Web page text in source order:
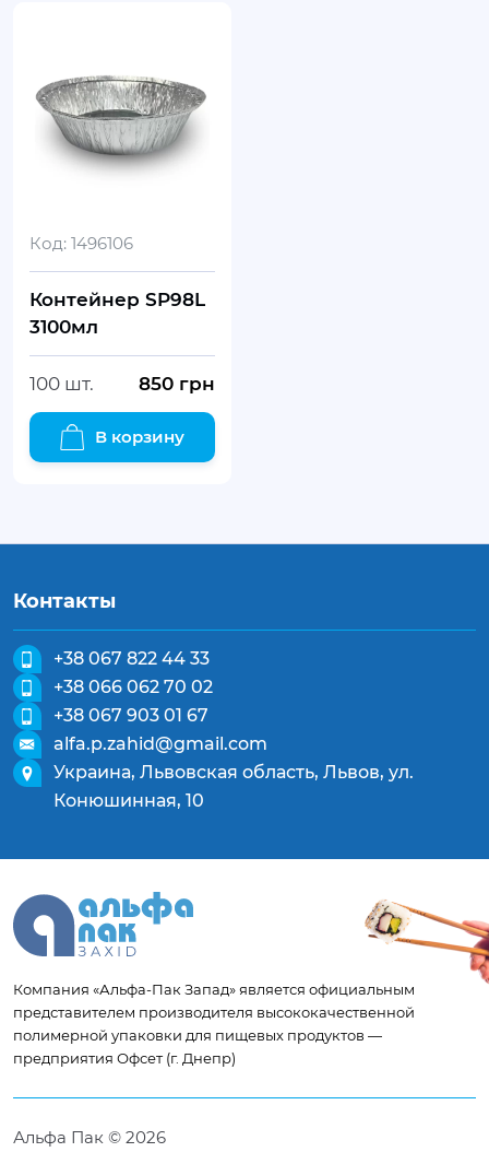
Код: 1496106
Контейнер SP98L
3100мл
100 шт. 850 грн
В корзину
Контакты
+38 067 822 44 33
+38 066 062 70 02
+38 067 903 01 67
alfa.p.zahid@gmail.com
Украина, Львовская область, Львов, ул.
Конюшинная, 10
Компания «Альфа-Пак Запад» является официальным
представителем производителя высококачественной
полимерной упаковки для пищевых продуктов —
предприятия Офсет (г. Днепр)
Альфа Пак © 2026